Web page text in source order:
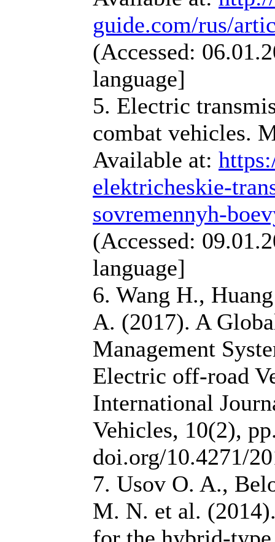
guide.com/rus/
(Accessed:
language]
5. Electric
combat vehicles.
Available at:
elektricheskie-
sovremennyh-
(Accessed:
language]
6. Wang H.,
A. (2017). A
Management
Electric off-road
International
Vehicles, 10(2),
doi.org/10.4271/
7. Usov O. A.,
M. N. et al.